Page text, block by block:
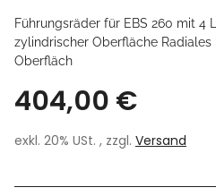
Führungsräder für EBS 260 mit 4
zylindrischer Oberfläche
Oberfläch
404,00 €
exkl. 20% USt. , zzgl. Versand